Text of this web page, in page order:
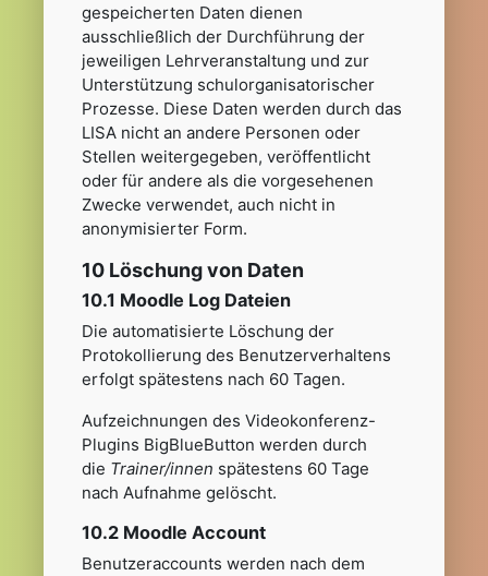
gespeicherten Daten dienen
ausschließlich der Durchführung der
jeweiligen Lehrveranstaltung und zur
Unterstützung schulorganisatorischer
Prozesse. Diese Daten werden durch das
LISA nicht an andere Personen oder
Stellen weitergegeben, veröffentlicht
oder für andere als die vorgesehenen
Zwecke verwendet, auch nicht in
anonymisierter Form.
10 Löschung von Daten
10.1 Moodle Log Dateien
Die automatisierte Löschung der
Protokollierung des Benutzerverhaltens
erfolgt spätestens nach 60 Tagen.
Aufzeichnungen des Videokonferenz-
Plugins BigBlueButton werden durch
die Trainer/innen spätestens 60 Tage
nach Aufnahme gelöscht.
10.2 Moodle Account
Benutzeraccounts werden nach dem